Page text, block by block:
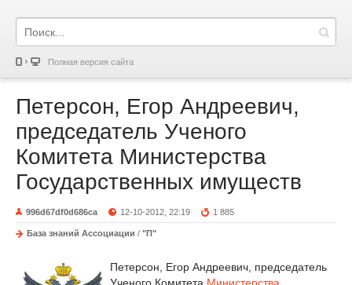
Полная версия сайта
Петерсон, Егор Андреевич,
председатель Ученого
Комитета Министерства
Государственных имуществ
996d67df0d686ca 12-10-2012, 22:19 1 885
База знаний Ассоциации / "П"
Петерсон, Егор Андреевич, председатель
Ученого Комитета Министерства